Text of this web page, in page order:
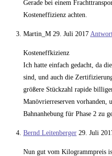
Gerade bei einem
Kosteneffizienz achten.
Martin_M 29. Juli 2017
Kosteneffkizienz
Ich hatte einfach gedacht, da
sind, und auch die
größere Stückzahl rapide
Manövrierreserven vorhanden,
Bahnanhebung für Phase 2 zu
Bernd Leitenberger 29. Juli
Nun gut vom Kilogrammpreis